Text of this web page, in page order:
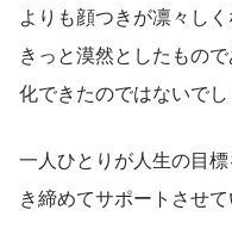
よりも顔つきが凛々しく
きっと漠然としたもの
化できたのではないでし
一人ひとりが人生の目
き締めてサポートさせて